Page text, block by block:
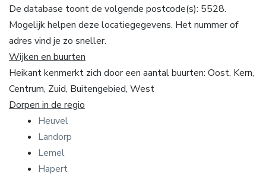
De database toont de volgende postcode(s): 5528.
Mogelijk helpen deze locatiegegevens. Het nummer of
adres vind je zo sneller.
Wijken en buurten
Heikant kenmerkt zich door een aantal buurten: Oost, Kern,
Centrum, Zuid, Buitengebied, West
Dorpen in de regio
Heuvel
Landorp
Lemel
Hapert